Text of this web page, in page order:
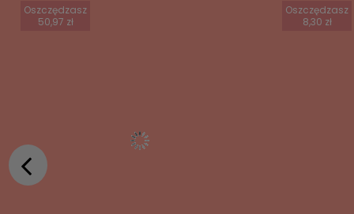
Oszczędzasz
50,97 zł
Oszczędzasz
8,30 zł